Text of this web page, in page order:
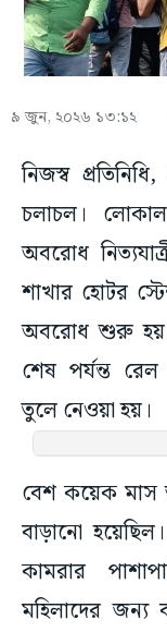
৯ জুন, ২০২৬ ১৩:১২
নিজস্ব
চলাচল। লোকাল
অবরোধ
শাখার হোটর
অবরোধ শুরু
শেষ পর্যন্ত
তুলে নেওয়া হয়।
বেশ কয়েক মাস
বাড়ানো
কামরার
মহিলাদের জন্য